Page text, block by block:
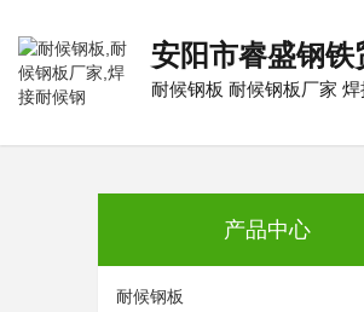
安阳市睿盛钢铁
耐候钢板 耐候钢板厂家 焊
产品中心
耐候钢板